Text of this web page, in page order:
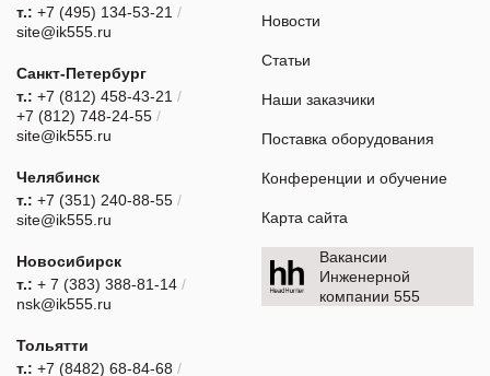
т.: +7 (495) 134-53-21 /
site@ik555.ru
Санкт-Петербург
т.: +7 (812) 458-43-21 /
+7 (812) 748-24-55 /
site@ik555.ru
Челябинск
т.: +7 (351) 240-88-55 /
site@ik555.ru
Новосибирск
т.: + 7 (383) 388-81-14 /
nsk@ik555.ru
Тольятти
т.: +7 (8482) 68-84-68 /
Новости
Статьи
Наши заказчики
Поставка оборудования
Конференции и обучение
Карта сайта
Вакансии
Инженерной
компании 555